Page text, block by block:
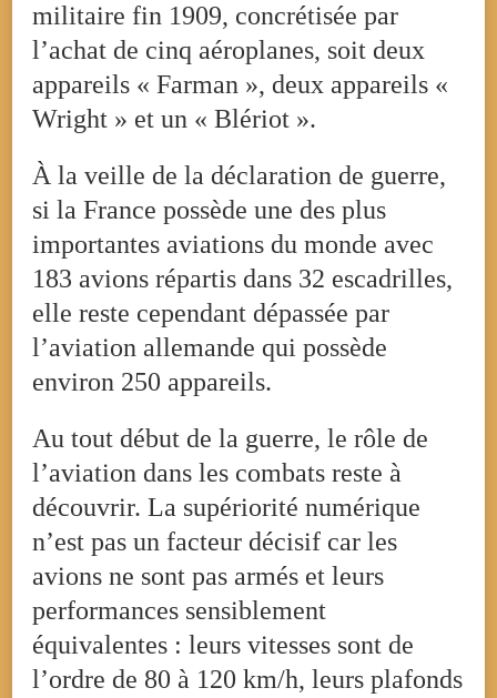
militaire fin 1909, concrétisée par
l’achat de cinq aéroplanes, soit deux
appareils « Farman », deux appareils «
Wright » et un « Blériot ».
À la veille de la déclaration de guerre,
si la France possède une des plus
importantes aviations du monde avec
183 avions répartis dans 32 escadrilles,
elle reste cependant dépassée par
l’aviation allemande qui possède
environ 250 appareils.
Au tout début de la guerre, le rôle de
l’aviation dans les combats reste à
découvrir. La supériorité numérique
n’est pas un facteur décisif car les
avions ne sont pas armés et leurs
performances sensiblement
équivalentes : leurs vitesses sont de
l’ordre de 80 à 120 km/h, leurs plafonds